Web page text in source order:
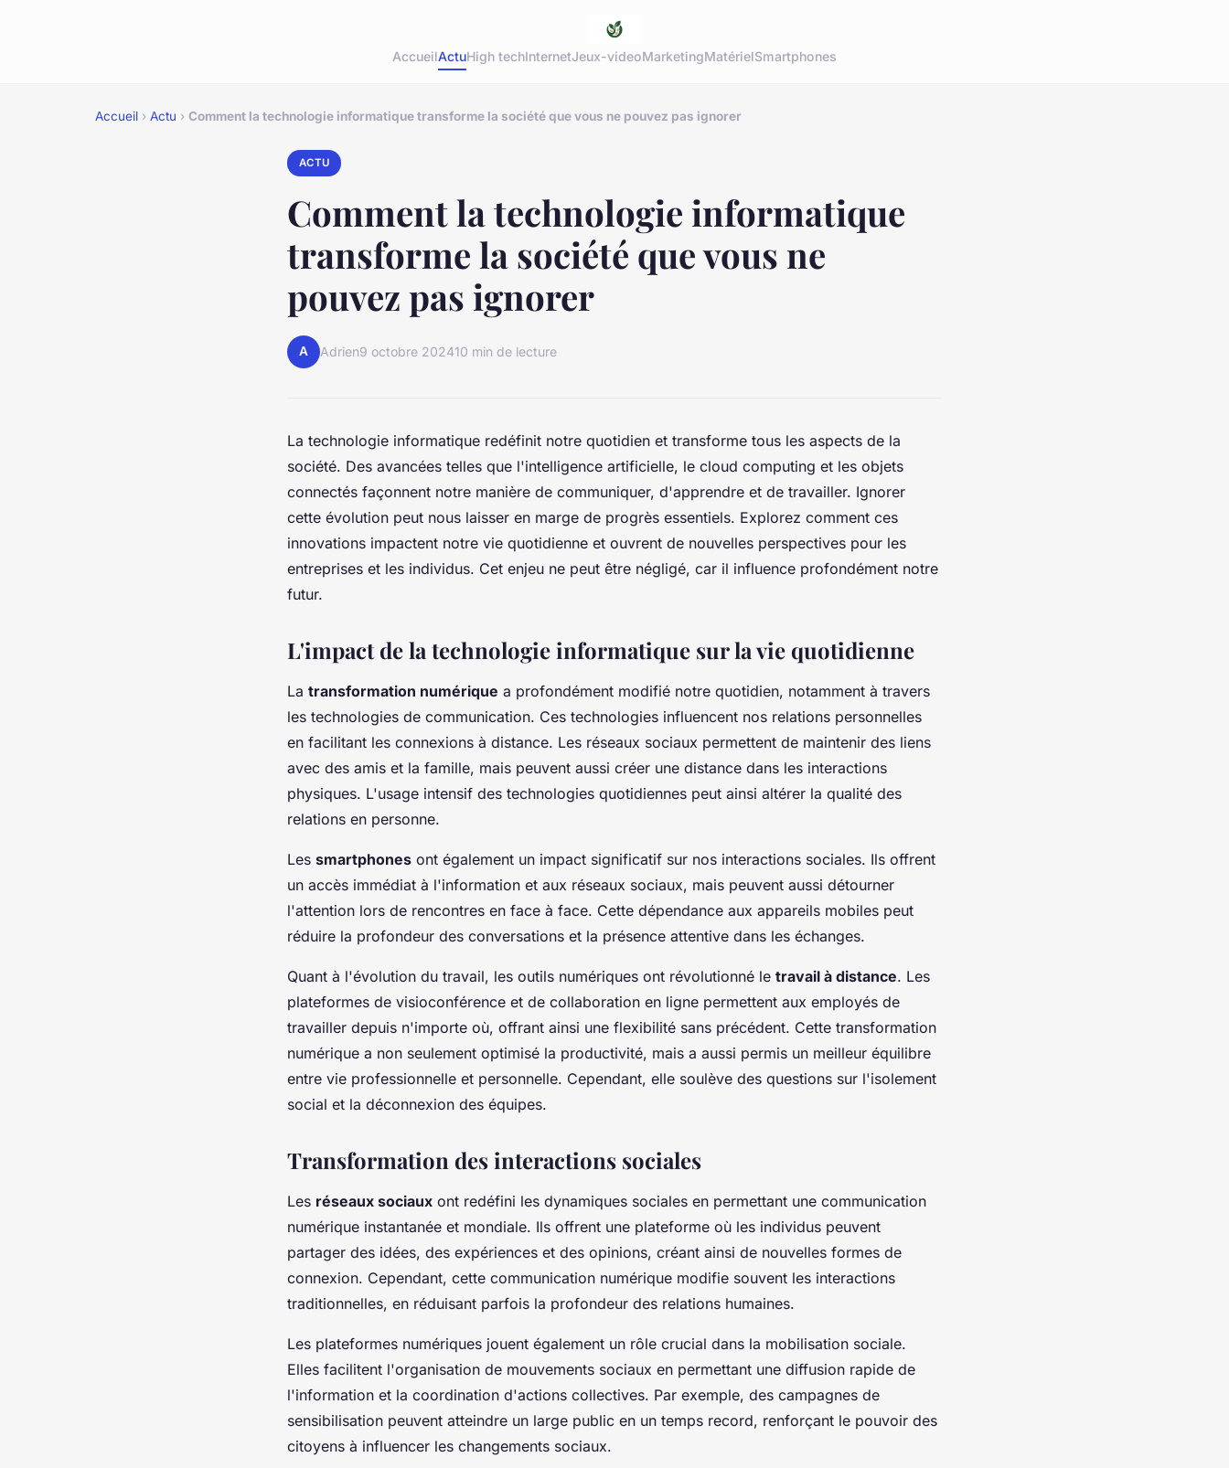
AccueilActuHigh techInternetJeux-videoMarketingMatérielSmartphones
Accueil › Actu › Comment la technologie informatique transforme la société que vous ne pouvez pas ignorer
ACTU
Comment la technologie informatique
transforme la société que vous ne
pouvez pas ignorer
A Adrien9 octobre 202410 min de lecture
La technologie informatique redéfinit notre quotidien et transforme tous les aspects de la
société. Des avancées telles que l'intelligence artificielle, le cloud computing et les objets
connectés façonnent notre manière de communiquer, d'apprendre et de travailler. Ignorer
cette évolution peut nous laisser en marge de progrès essentiels. Explorez comment ces
innovations impactent notre vie quotidienne et ouvrent de nouvelles perspectives pour les
entreprises et les individus. Cet enjeu ne peut être négligé, car il influence profondément notre
futur.
L'impact de la technologie informatique sur la vie quotidienne
La transformation numérique a profondément modifié notre quotidien, notamment à travers
les technologies de communication. Ces technologies influencent nos relations personnelles
en facilitant les connexions à distance. Les réseaux sociaux permettent de maintenir des liens
avec des amis et la famille, mais peuvent aussi créer une distance dans les interactions
physiques. L'usage intensif des technologies quotidiennes peut ainsi altérer la qualité des
relations en personne.
Les smartphones ont également un impact significatif sur nos interactions sociales. Ils offrent
un accès immédiat à l'information et aux réseaux sociaux, mais peuvent aussi détourner
l'attention lors de rencontres en face à face. Cette dépendance aux appareils mobiles peut
réduire la profondeur des conversations et la présence attentive dans les échanges.
Quant à l'évolution du travail, les outils numériques ont révolutionné le travail à distance. Les
plateformes de visioconférence et de collaboration en ligne permettent aux employés de
travailler depuis n'importe où, offrant ainsi une flexibilité sans précédent. Cette transformation
numérique a non seulement optimisé la productivité, mais a aussi permis un meilleur équilibre
entre vie professionnelle et personnelle. Cependant, elle soulève des questions sur l'isolement
social et la déconnexion des équipes.
Transformation des interactions sociales
Les réseaux sociaux ont redéfini les dynamiques sociales en permettant une communication
numérique instantanée et mondiale. Ils offrent une plateforme où les individus peuvent
partager des idées, des expériences et des opinions, créant ainsi de nouvelles formes de
connexion. Cependant, cette communication numérique modifie souvent les interactions
traditionnelles, en réduisant parfois la profondeur des relations humaines.
Les plateformes numériques jouent également un rôle crucial dans la mobilisation sociale.
Elles facilitent l'organisation de mouvements sociaux en permettant une diffusion rapide de
l'information et la coordination d'actions collectives. Par exemple, des campagnes de
sensibilisation peuvent atteindre un large public en un temps record, renforçant le pouvoir des
citoyens à influencer les changements sociaux.